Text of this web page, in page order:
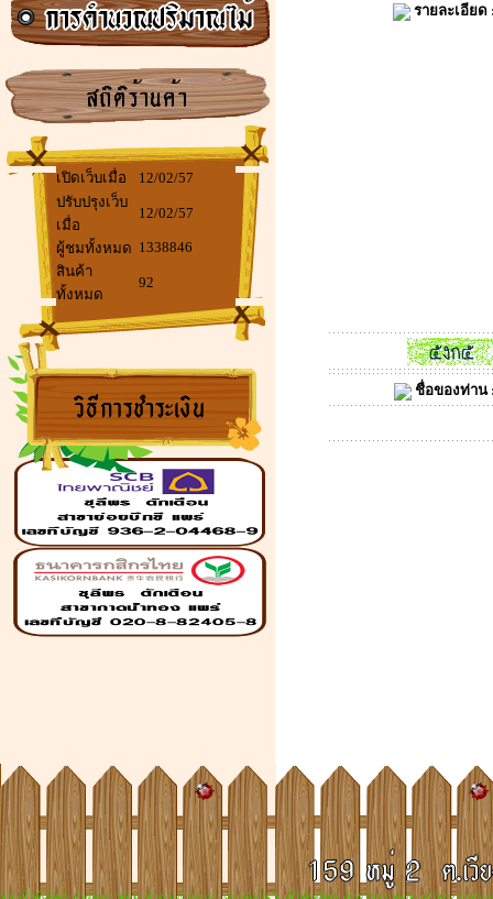
เปิดเว็บเมื่อ
12/02/57
ปรับปรุงเว็บ
เมื่อ
12/02/57
ผู้ชมทั้งหมด 1338846
สินค้า
ทั้งหมด
92
รายละเอียด
ชื่อของท่าน